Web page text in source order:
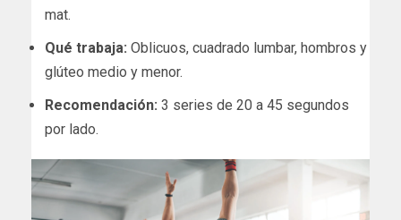
mat.
Qué trabaja: Oblicuos, cuadrado lumbar, hombros y
glúteo medio y menor.
Recomendación: 3 series de 20 a 45 segundos
por lado.